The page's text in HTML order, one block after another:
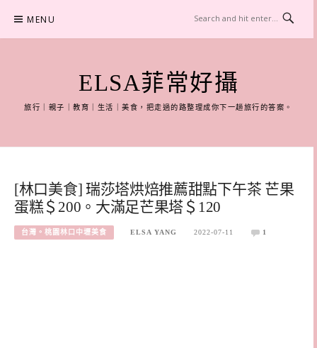
content
MENU
ELSA菲常好攝
旅行｜親子｜教育｜生活｜美食，把走過的路整理成你下一趟旅行的答案。
[林口美食] 瑞莎塔烘焙推薦甜點下午茶 芒果
蛋糕＄200。大滿足芒果塔＄120
台灣。桃園林口中壢美食 ELSA YANG 2022-07-11 1